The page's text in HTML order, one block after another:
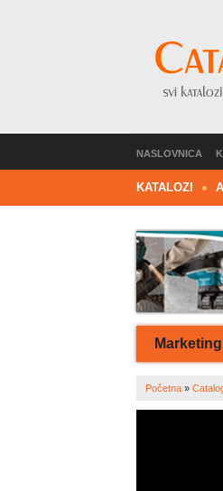
NASLOVNICA
KATALOZI
Marketing
Početna»